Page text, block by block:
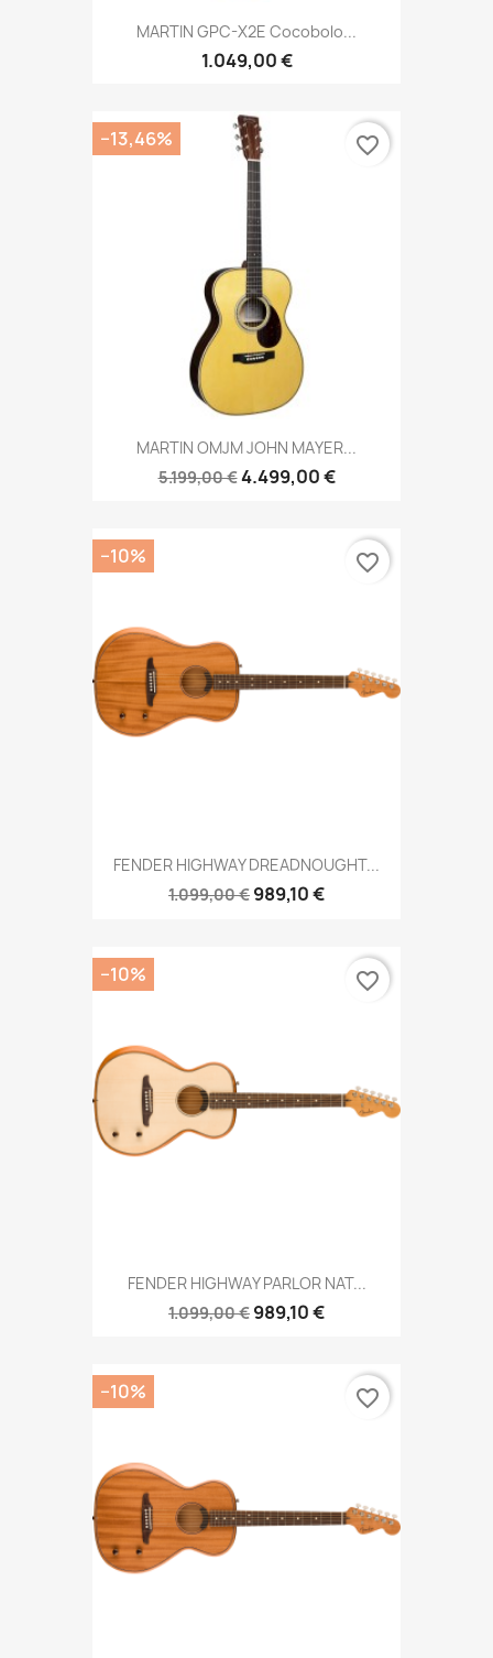
MARTIN GPC-X2E Cocobolo...
1.049,00 €
MARTIN OMJM JOHN MAYER...
5.199,00 €4.499,00 €
−13,46% favorite_border
FENDER HIGHWAY DREADNOUGHT...
1.099,00 € 989,10 €
−10% favorite_border
FENDER HIGHWAY PARLOR NAT...
1.099,00 € 989,10 €
−10% favorite_border
−10% favorite_border